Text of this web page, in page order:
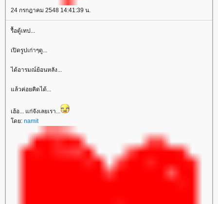
24 กรกฎาคม 2548 14:41:39 น.
รื้อตู้เทป...
เปิดรูปเก่าๆดู...
ได้อารมณ์ย้อนหลัง...
ล้วค่อยคิดได้...
เฮ้อ... แก่จังเลยเรา...
ดย: namit